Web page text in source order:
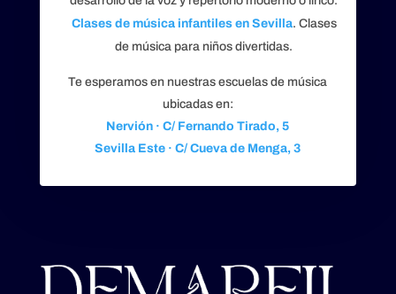
Clases de música infantiles en Sevilla. Clases
de música para niños divertidas.
Te esperamos en nuestras escuelas de música
ubicadas en:
Nervión · C/ Fernando Tirado, 5
Sevilla Este · C/ Cueva de Menga, 3